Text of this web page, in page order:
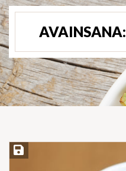
AVAINSANA:
Save Recipe